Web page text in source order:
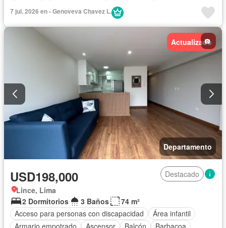
Sin amoblar
7 jul. 2026 en - Genoveva Chavez L.
Actualizado
Departamento
USD198,000
Destacado
Lince, Lima
2 Dormitorios
3 Baños
74 m²
Acceso para personas con discapacidad
Área infantil